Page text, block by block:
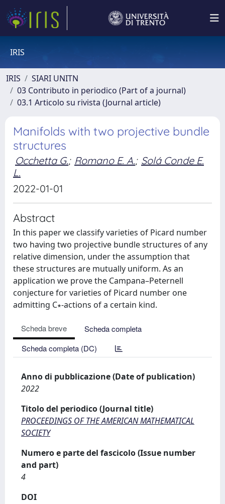
IRIS
IRIS
SIARI UNITN
03 Contributo in periodico (Part of a journal)
03.1 Articolo su rivista (Journal article)
Manifolds with two projective bundle
structures
Occhetta G.; Romano E. A.; Solá Conde E.
L.
2022-01-01
Abstract
In this paper we classify varieties of Picard number
two having two projective bundle structures of any
relative dimension, under the assumption that
these structures are mutually uniform. As an
application we prove the Campana–Peternell
conjecture for varieties of Picard number one
admitting C∗-actions of a certain kind.
Scheda breve
Scheda completa
Scheda completa (DC)
Anno di pubblicazione (Date of publication)
2022
Titolo del periodico (Journal title)
PROCEEDINGS OF THE AMERICAN MATHEMATICAL
SOCIETY
Numero e parte del fascicolo (Issue number
and part)
4
DOI